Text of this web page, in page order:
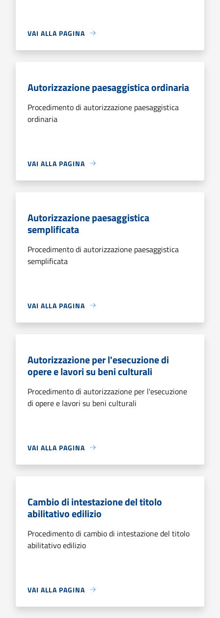
VAI ALLA PAGINA
Autorizzazione paesaggistica ordinaria
Procedimento di autorizzazione paesaggistica
ordinaria
VAI ALLA PAGINA
Autorizzazione paesaggistica
semplificata
Procedimento di autorizzazione paesaggistica
semplificata
VAI ALLA PAGINA
Autorizzazione per l'esecuzione di
opere e lavori su beni culturali
Procedimento di autorizzazione per l'esecuzione
di opere e lavori su beni culturali
VAI ALLA PAGINA
Cambio di intestazione del titolo
abilitativo edilizio
Procedimento di cambio di intestazione del titolo
abilitativo edilizio
VAI ALLA PAGINA